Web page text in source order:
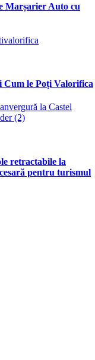
Marșarier Auto cu
le Poți Valorifica
retractabile la
pentru turismul